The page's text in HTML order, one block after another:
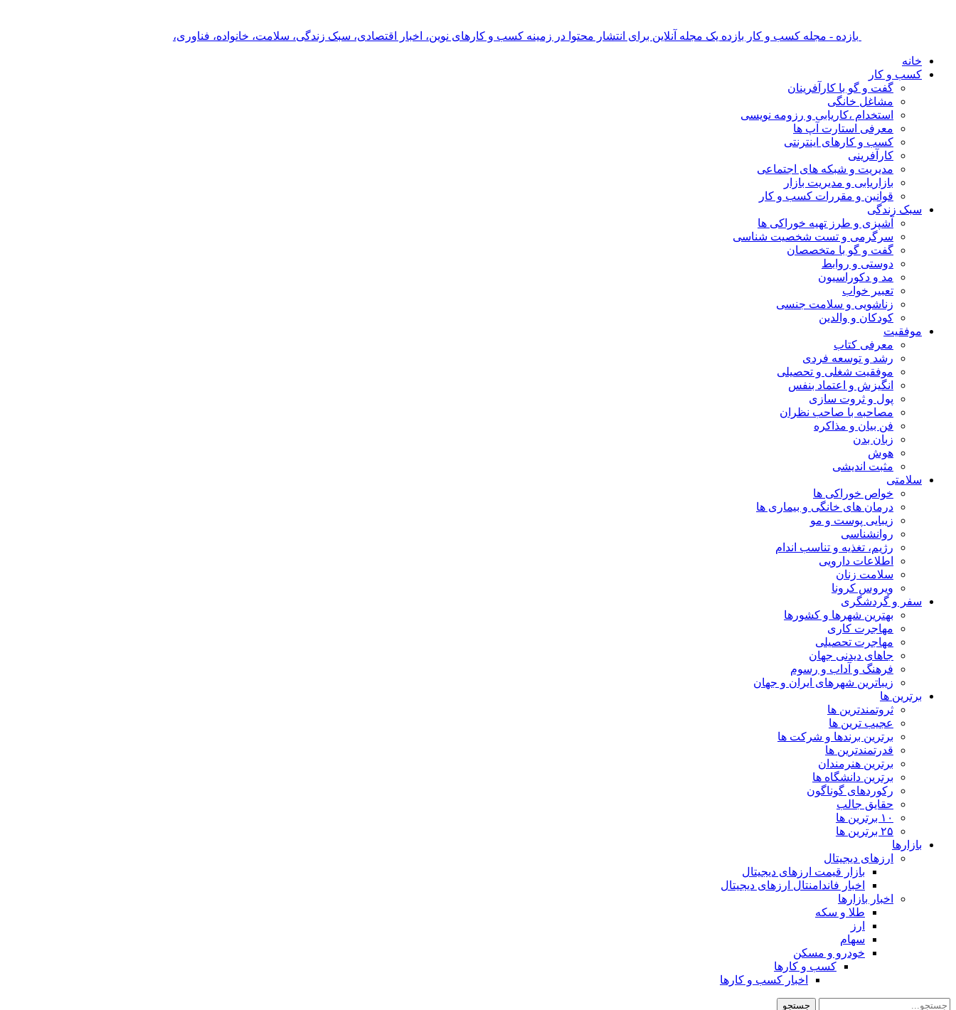
بازده - مجله کسب و کار بازده یک مجله آنلاین برای انتشار محتوا در زمینه کسب و کارهای نوین، اخبار اقتصادی، سبک زندگی، سلامت، خانواده، فناوری،
خانه
کسب و کار
گفت و گو با کارآفرینان
مشاغل خانگی
استخدام ،کاریابی و رزومه نویسی
معرفی استارت آپ ها
کسب و کارهای اینترنتی
کارآفرینی
مدیریت و شبکه های اجتماعی
بازاریابی و مدیریت بازار
قوانین و مقررات کسب و کار
سبک زندگی
آشپزی و طرز تهیه خوراکی ها
سرگرمی و تست شخصیت شناسی
گفت و گو با متخصصان
دوستی و روابط
مد و دکوراسیون
تعبیر خواب
زناشویی و سلامت جنسی
کودکان و والدین
موفقیت
معرفی کتاب
رشد و توسعه فردی
موفقیت شغلی و تحصیلی
انگیزش و اعتماد بنفس
پول و ثروت سازی
مصاحبه با صاحب نظران
فن بیان و مذاکره
زبان بدن
هوش
مثبت اندیشی
سلامتی
خواص خوراکی ها
درمان های خانگی و بیماری ها
زیبایی پوست و مو
روانشناسی
رژیم، تغذیه و تناسب اندام
اطلاعات دارویی
سلامت زنان
ویروس کرونا
سفر و گردشگری
بهترین شهرها و کشورها
مهاجرت کاری
مهاجرت تحصیلی
جاهای دیدنی جهان
فرهنگ و آداب و رسوم
زیباترین شهرهای ایران و جهان
برترین ها
ثروتمندترین ها
عجیب ترین ها
برترین برندها و شرکت ها
قدرتمندترین ها
برترین هنرمندان
برترین دانشگاه ها
رکوردهای گوناگون
حقایق جالب
۱۰ برترین ها
۲۵ برترین ها
بازارها
ارزهای دیجیتال
بازار قیمت ارزهای دیجیتال
اخبار فاندامنتال ارزهای دیجیتال
اخبار بازارها
طلا و سکه
ارز
سهام
خودرو و مسکن
کسب و کارها
اخبار کسب و کارها